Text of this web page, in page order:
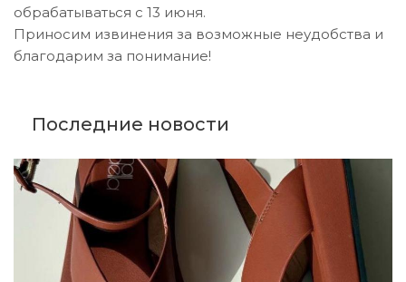
обрабатываться с 13 июня.
Приносим извинения за возможные неудобства и
благодарим за понимание!
Последние новости